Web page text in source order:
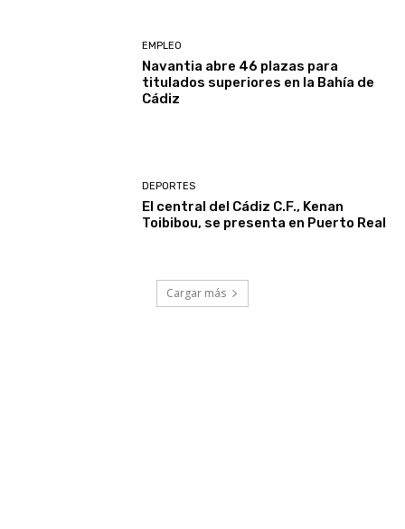
EMPLEO
Navantia abre 46 plazas para
titulados superiores en la Bahía de
Cádiz
DEPORTES
El central del Cádiz C.F., Kenan
Toibibou, se presenta en Puerto Real
Cargar más